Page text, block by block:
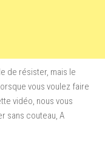
de résister, mais le
vous voulez faire
vidéo, nous vous
sans couteau, A